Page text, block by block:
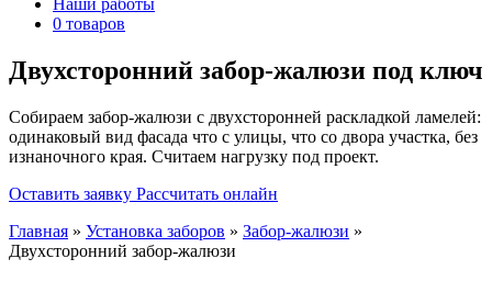
Наши работы
0 товаров
Двухсторонний забор-жалюзи под ключ
Собираем забор-жалюзи с двухсторонней раскладкой ламелей:
одинаковый вид фасада что с улицы, что со двора участка, без
изнаночного края. Считаем нагрузку под проект.
Оставить заявку Рассчитать онлайн
Главная » Установка заборов » Забор-жалюзи »
Двухсторонний забор-жалюзи